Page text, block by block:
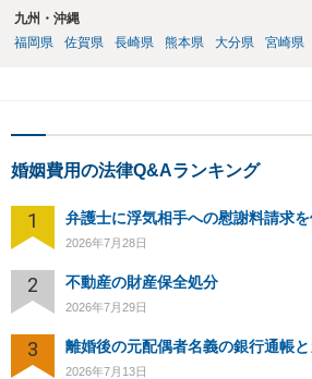
九州・沖縄
福岡県
佐賀県 長崎県 熊本県 大分県 宮崎県
婚姻費用の法律Q&Aランキング
1 弁護士に浮気相手への慰謝料請求
2026年7月28日
2 不動産の財産保全処分
2026年7月29日
3
2026年7月13日